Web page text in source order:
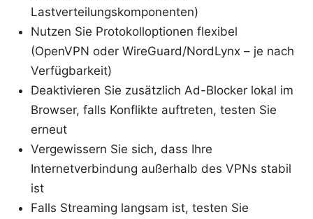
Lastverteilungskomponenten)
Nutzen Sie Protokolloptionen flexibel
(OpenVPN oder WireGuard/NordLynx – je nach
Verfügbarkeit)
Deaktivieren Sie zusätzlich Ad-Blocker lokal im
Browser, falls Konflikte auftreten, testen Sie
erneut
Vergewissern Sie sich, dass Ihre
Internetverbindung außerhalb des VPNs stabil
ist
Falls Streaming langsam ist, testen Sie